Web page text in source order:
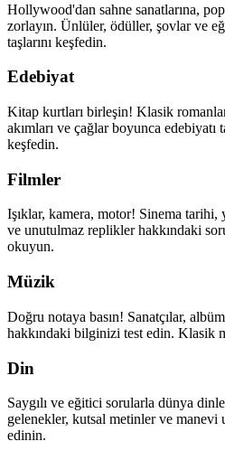
Hollywood'dan sahne sanatlarına,
zorlayın. Ünlüler, ödüller, şovlar ve
taşlarını keşfedin.
Edebiyat
Kitap kurtları birleşin! Klasik
akımları ve çağlar boyunca edebiyatı
keşfedin.
Filmler
Işıklar, kamera, motor! Sinema
ve unutulmaz replikler hakkındaki
okuyun.
Müzik
Doğru notaya basın! Sanatçılar,
hakkındaki bilginizi test edin. Klasik
Din
Saygılı ve eğitici sorularla dünya
gelenekler, kutsal metinler ve manevi
edinin.